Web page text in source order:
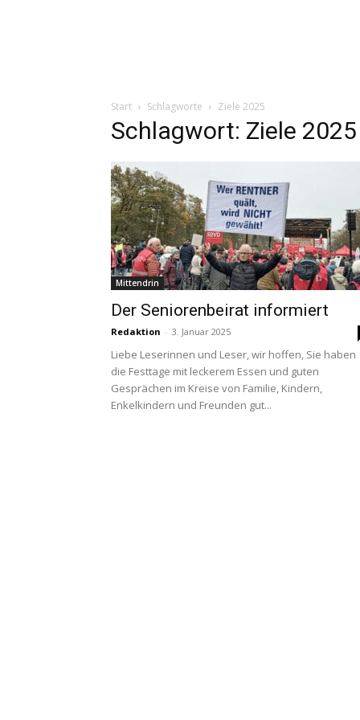
Start Schlagworte Ziele 2025
Schlagwort: Ziele 2025
Mittendrin
Der Seniorenbeirat informiert
Redaktion - 3. Januar 2025
Liebe Leserinnen und Leser, wir hoffen, Sie haben
die Festtage mit leckerem Essen und guten
Gesprächen im Kreise von Familie, Kindern,
Enkelkindern und Freunden gut...